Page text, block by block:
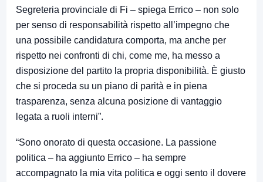
Segreteria provinciale di Fi – spiega Errico – non solo
per senso di responsabilità rispetto all’impegno che
una possibile candidatura comporta, ma anche per
rispetto nei confronti di chi, come me, ha messo a
disposizione del partito la propria disponibilità. È giusto
che si proceda su un piano di parità e in piena
trasparenza, senza alcuna posizione di vantaggio
legata a ruoli interni”.
“Sono onorato di questa occasione. La passione
politica – ha aggiunto Errico – ha sempre
accompagnato la mia vita politica e oggi sento il dovere